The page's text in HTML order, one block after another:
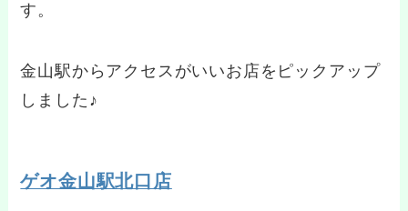
す。
金山駅からアクセスがいいお店をピックアップ
しました♪
ゲオ金山駅北口店